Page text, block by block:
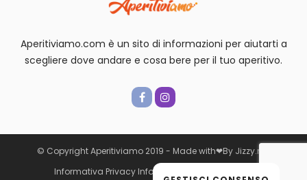
Aperitiviamo.com è un sito di informazioni per aiutarti a
scegliere dove andare e cosa bere per il tuo aperitivo.
© Copyright Aperitiviamo 2019 - Made with❤By Jizzy.net
Informativa Privacy Informativa cookie